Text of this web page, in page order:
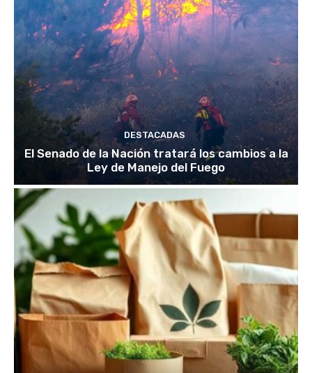
DESTACADAS
El Senado de la Nación tratará los cambios a la
Ley de Manejo del Fuego